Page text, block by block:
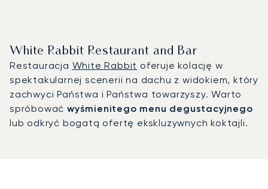
White Rabbit Restaurant and Bar
Restauracja White Rabbit oferuje kolację w
spektakularnej scenerii na dachu z widokiem, który
zachwyci Państwa i Państwa towarzyszy. Warto
spróbowaćwyśmienitego menu degustacyjnego
lub odkryć bogatą ofertę ekskluzywnych koktajli.